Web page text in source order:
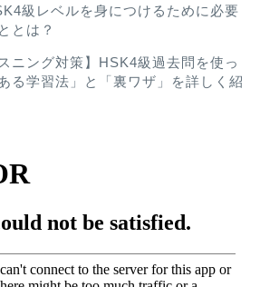
級レベルを身につけるために必要
とは？
スニング対策】HSK4級過去問を使っ
る学習法」と「裏ワザ」を詳しく紹